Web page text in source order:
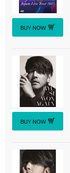
BUY NOW
BUY NOW